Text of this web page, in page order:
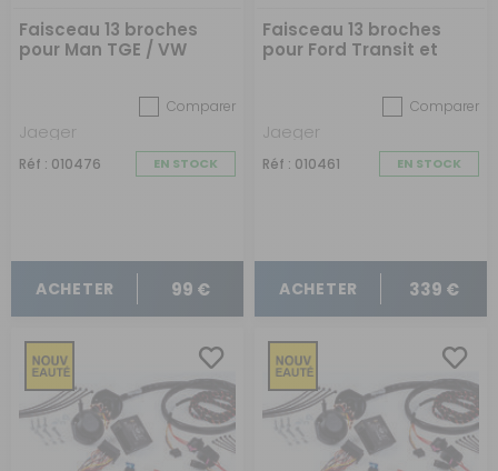
Faisceau 13 broches
pour Man TGE / VW
Comparer
Jaeger
Réf : 010476 EN STOCK
ACHETER 99 €
Faisceau 13 broches
pour Ford Transit et
Comparer
Jaeger
Réf : 010461 EN STOCK
ACHETER 339 €